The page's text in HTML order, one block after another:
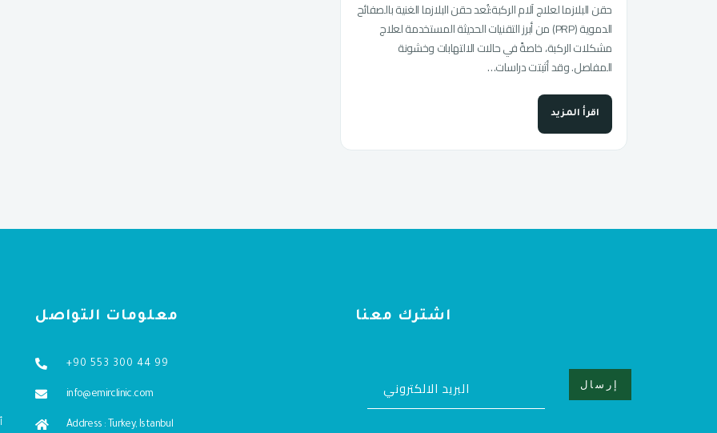
حقن البلازما لعلاج آلام الركبة:تُعد حقن البلازما الغنية بالصفائح
الدموية (PRP) من أبرز التقنيات الحديثة المستخدمة لعلاج
مشكلات الركبة، خاصةً في حالات الالتهابات وخشونة
المفاصل. وقد أثبتت دراسات…
اقرأ المزيد
معلومات التواصل
+90 553 300 44 99
info@emirclinic.com
Address : Turkey, Istanbul
اشترك معنا